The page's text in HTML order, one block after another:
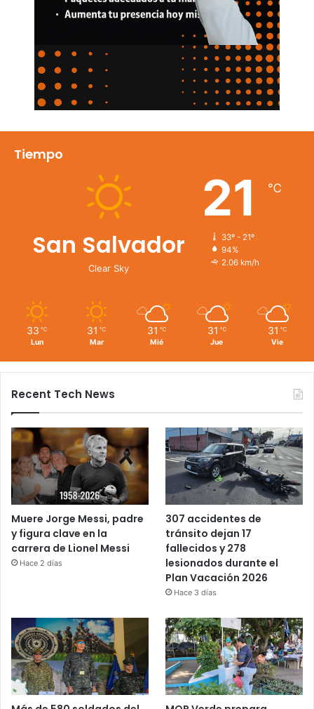
Tiempo
San Salvador
Clear Sky
21 ℃
33º - 21º
94%
2.06 km/h
33 ℃
Lun
31 ℃
Mar
31 ℃
Mié
31 ℃
Jue
31 ℃
Vie
Recent Tech News
Muere Jorge Messi, padre
y figura clave en la
carrera de Lionel Messi
Hace 2 días
307 accidentes de
tránsito dejan 17
fallecidos y 278
lesionados durante el
Plan Vacación 2026
Hace 3 días